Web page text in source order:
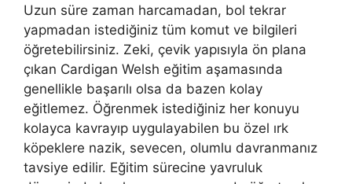
Uzun süre zaman harcamadan, bol tekrar
yapmadan istediğiniz tüm komut ve bilgileri
öğretebilirsiniz. Zeki, çevik yapısıyla ön plana
çıkan Cardigan Welsh eğitim aşamasında
genellikle başarılı olsa da bazen kolay
eğitlemez. Öğrenmek istediğiniz her konuyu
kolayca kavrayıp uygulayabilen bu özel ırk
köpeklere nazik, sevecen, olumlu davranmanız
tavsiye edilir. Eğitim sürecine yavruluk